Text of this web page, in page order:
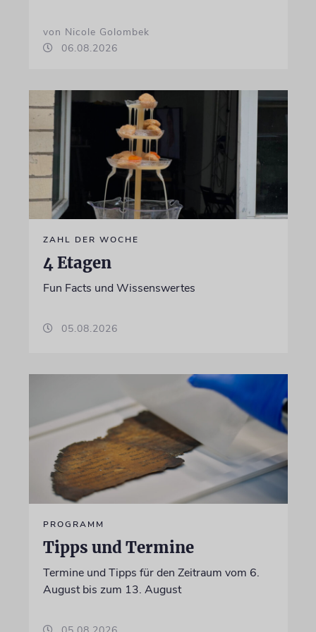
von Nicole Golombek
06.08.2026
ZAHL DER WOCHE
4 Etagen
Fun Facts und Wissenswertes
05.08.2026
PROGRAMM
Tipps und Termine
Termine und Tipps für den Zeitraum vom 6.
August bis zum 13. August